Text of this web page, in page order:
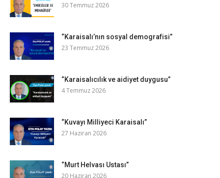
30 Temmuz 2026
“Karaisalı’nın sosyal demografisi”
23 Temmuz 2026
“Karaisalıcılık ve aidiyet duygusu”
4 Temmuz 2026
“Kuvayı Milliyeci Karaisalı”
27 Haziran 2026
“Murt Helvası Ustası”
20 Haziran 2026